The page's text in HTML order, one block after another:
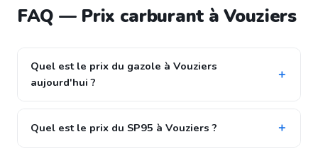
FAQ — Prix carburant à Vouziers
Quel est le prix du gazole à Vouziers
aujourd'hui ?
Quel est le prix du SP95 à Vouziers ?